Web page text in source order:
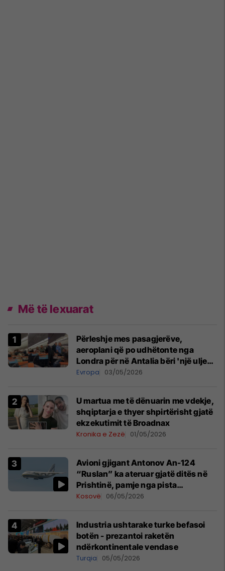
Më të lexuarat
Përleshje mes pasagjerëve,
aeroplani që po udhëtonte nga
Londra për në Antalia bëri 'një ulje
emergjente' në Prishtinë
Evropa 03/05/2026
U martua me të dënuarin me vdekje,
shqiptarja e thyer shpirtërisht gjatë
ekzekutimit të Broadnax
Kronika e Zezë 01/05/2026
Avioni gjigant Antonov An-124
“Ruslan” ka ateruar gjatë ditës në
Prishtinë, pamje nga pista
publikohen edhe në rrjete sociale
Kosovë 06/05/2026
Industria ushtarake turke befasoi
botën - prezantoi raketën
ndërkontinentale vendase
Turqia 05/05/2026